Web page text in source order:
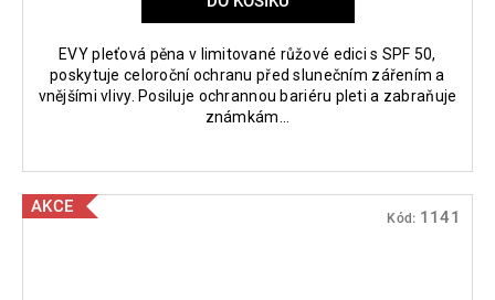
EVY pleťová pěna v limitované růžové edici s SPF 50,
poskytuje celoroční ochranu před slunečním zářením a
vnějšími vlivy. Posiluje ochrannou bariéru pleti a zabraňuje
známkám...
AKCE
Kód: 1141